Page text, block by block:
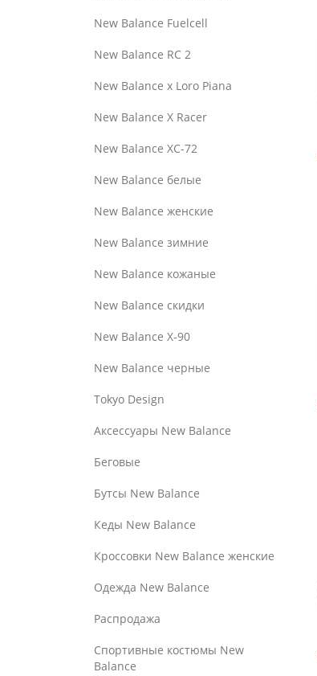
New Balance Fuelcell
New Balance RC 2
New Balance x Loro Piana
New Balance X Racer
New Balance XC-72
New Balance белые
New Balance женские
New Balance зимние
New Balance кожаные
New Balance скидки
New Balance Х-90
New Balance черные
Tokyo Design
Аксессуары New Balance
Беговые
Бутсы New Balance
Кеды New Balance
Кроссовки New Balance женские
Одежда New Balance
Распродажа
Спортивные костюмы New
Balance